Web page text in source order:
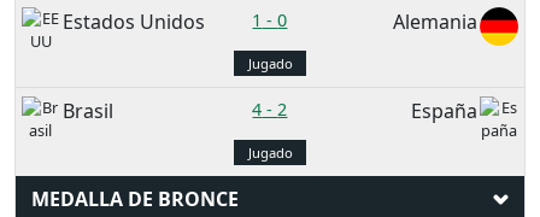
Estados Unidos
1 -0 Alemania
Jugado
Brasil 4 -2 España
Jugado
MEDALLA DE BRONCE